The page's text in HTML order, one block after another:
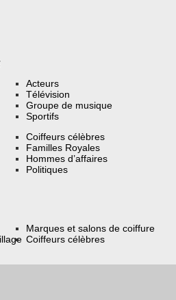
Acteurs
Télévision
Groupe de musique
Sportifs
Coiffeurs célèbres
Familles Royales
Hommes d’affaires
Politiques
Marques et salons de coiffure
Coiffeurs célèbres